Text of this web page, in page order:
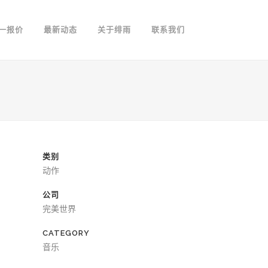
报价 最新动态 关于绯雨 联系我们
类别
动作
公司
完美世界
CATEGORY
音乐